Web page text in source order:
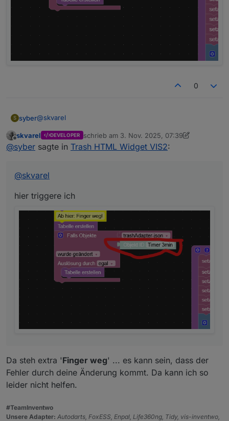
0
S syber@skvarel
hier triggere ich
Offline
skvarel DEVELOPER schrieb am 3. Nov. 2025, 07:39
zuletzt editiert von skvarel11. März 2025,
@syber sagte in Trash HTML Widget VIS2:
@skvarel
hier triggere ich
Da steh extra 'Finger weg' ... es kann sein, dass der
Fehler durch deine Änderung kommt. Da kann ich so
leider nicht helfen.
#TeamInventwo
Unsere Adapter: Autodarts, FoxESS, Enpal, Life360ng, Tidy, vis-inventwo,